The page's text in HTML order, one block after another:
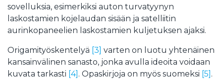
sovelluksia, esimerkiksi auton turvatyynyn
laskostamien kojelaudan sisään ja satelliitin
aurinkopaneelien laskostamien kuljetuksen ajaksi.
Origamityöskentelyä [3] varten on luotu yhtenäinen
kansainvälinen sanasto, jonka avulla ideoita voidaan
kuvata tarkasti [4] . Opaskirjoja on myös suomeksi [5] .